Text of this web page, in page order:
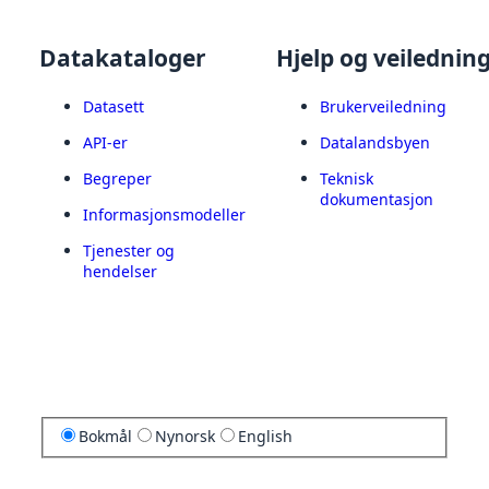
Datakataloger
Datasett
API-er
Begreper
Informasjonsmodeller
Tjenester og
hendelser
Hjelp og
Brukerveiledning
Datalandsbyen
Teknisk
dokumentasjon
Bokmål Nynorsk English